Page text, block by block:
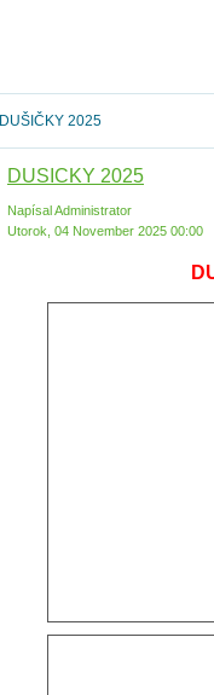
DUŠIČKY 2025
DUŠIČKY 2025
Napísal Administrator
Utorok, 04 November 2025 00:00